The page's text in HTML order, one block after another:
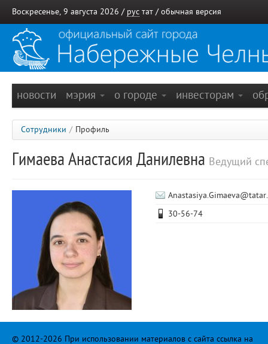
Воскресенье, 9 августа 2026 / рус тат / обычная версия
новости мэрия о городе инвесторам
Сотрудники / Профиль
Гимаева Анастасия Данилевна Ведущий
30-56-74
© 2012-2026 При использовании материалов с сайта ссылка на